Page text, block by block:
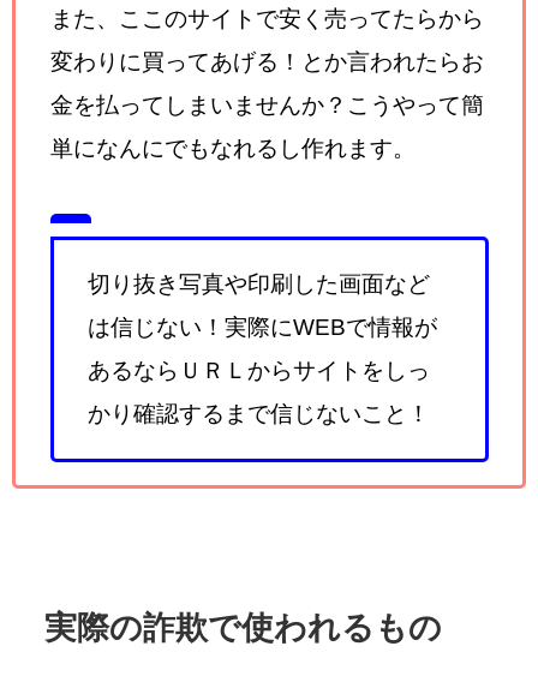
また、ここのサイトで安く売ってたらから
変わりに買ってあげる！とか言われたらお
金を払ってしまいませんか？こうやって簡
単になんにでもなれるし作れます。
切り抜き写真や印刷した画面など
は信じない！実際にWEBで情報が
あるならＵＲＬからサイトをしっ
かり確認するまで信じないこと！
実際の詐欺で使われるもの